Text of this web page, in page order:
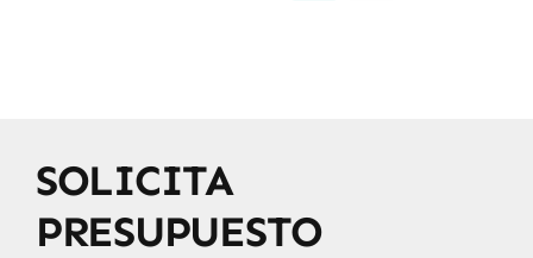
SOLICITA
PRESUPUESTO